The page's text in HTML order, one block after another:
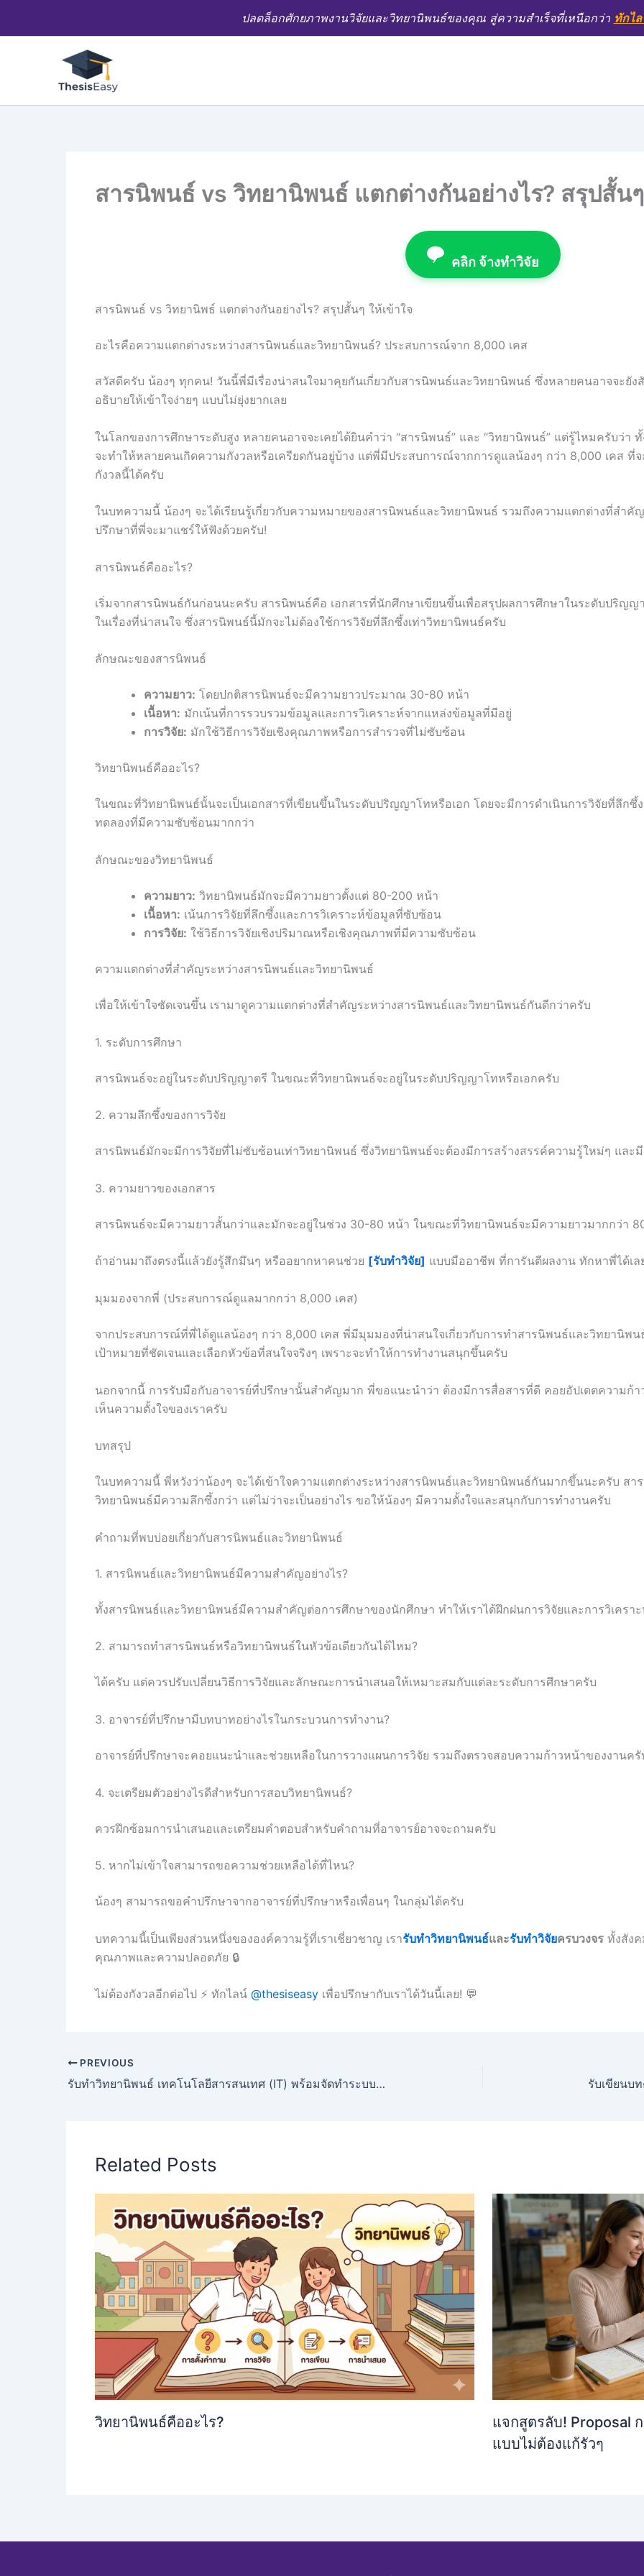
ปลดล็อกศักยภาพงานวิจัยและวิทยานิพนธ์ของคุณ สู่ความสำเร็จที่เหนือกว่า ทักไ
สารนิพนธ์ vs วิทยานิพนธ์ แตกต่างกันอย่างไร? สรุปสั้นๆ
คลิก จ้างทำวิจัย
สารนิพนธ์ vs วิทยานิพธ์ แตกต่างกันอย่างไร? สรุปสั้นๆ ให้เข้าใจ
อะไรคือความแตกต่างระหว่างสารนิพนธ์และวิทยานิพนธ์? ประสบการณ์จาก 8,000 เคส
สวัสดีครับ น้องๆ ทุกคน! วันนี้พี่มีเรื่องน่าสนใจมาคุยกันเกี่ยวกับสารนิพนธ์และวิทยานิพนธ์ ซึ่งหลายคนอาจจะยัง
อธิบายให้เข้าใจง่ายๆ แบบไม่ยุ่งยากเลย
ในโลกของการศึกษาระดับสูง หลายคนอาจจะเคยได้ยินคำว่า “สารนิพนธ์” และ “วิทยานิพนธ์” แต่รู้ไหมครับว่า
จะทำให้หลายคนเกิดความกังวลหรือเครียดกันอยู่บ้าง แต่พี่มีประสบการณ์จากการดูแลน้องๆ กว่า 8,000 เคส ที่
กังวลนี้ได้ครับ
ในบทความนี้ น้องๆ จะได้เรียนรู้เกี่ยวกับความหมายของสารนิพนธ์และวิทยานิพนธ์ รวมถึงความแตกต่างที่สำคั
ปรึกษาที่พี่จะมาแชร์ให้ฟังด้วยครับ!
สารนิพนธ์คืออะไร?
เริ่มจากสารนิพนธ์กันก่อนนะครับ สารนิพนธ์คือ เอกสารที่นักศึกษาเขียนขึ้นเพื่อสรุปผลการศึกษาในระดับปริญญ
ในเรื่องที่น่าสนใจ ซึ่งสารนิพนธ์นี้มักจะไม่ต้องใช้การวิจัยที่ลึกซึ้งเท่าวิทยานิพนธ์ครับ
ลักษณะของสารนิพนธ์
ความยาว: โดยปกติสารนิพนธ์จะมีความยาวประมาณ 30-80 หน้า
เนื้อหา: มักเน้นที่การรวบรวมข้อมูลและการวิเคราะห์จากแหล่งข้อมูลที่มีอยู่
การวิจัย: มักใช้วิธีการวิจัยเชิงคุณภาพหรือการสำรวจที่ไม่ซับซ้อน
วิทยานิพนธ์คืออะไร?
ในขณะที่วิทยานิพนธ์นั้นจะเป็นเอกสารที่เขียนขึ้นในระดับปริญญาโทหรือเอก โดยจะมีการดำเนินการวิจัยที่ลึกซึ้
ทดลองที่มีความซับซ้อนมากกว่า
ลักษณะของวิทยานิพนธ์
ความยาว: วิทยานิพนธ์มักจะมีความยาวตั้งแต่ 80-200 หน้า
เนื้อหา: เน้นการวิจัยที่ลึกซึ้งและการวิเคราะห์ข้อมูลที่ซับซ้อน
การวิจัย: ใช้วิธีการวิจัยเชิงปริมาณหรือเชิงคุณภาพที่มีความซับซ้อน
ความแตกต่างที่สำคัญระหว่างสารนิพนธ์และวิทยานิพนธ์
เพื่อให้เข้าใจชัดเจนขึ้น เรามาดูความแตกต่างที่สำคัญระหว่างสารนิพนธ์และวิทยานิพนธ์กันดีกว่าครับ
1. ระดับการศึกษา
สารนิพนธ์จะอยู่ในระดับปริญญาตรี ในขณะที่วิทยานิพนธ์จะอยู่ในระดับปริญญาโทหรือเอกครับ
2. ความลึกซึ้งของการวิจัย
สารนิพนธ์มักจะมีการวิจัยที่ไม่ซับซ้อนเท่าวิทยานิพนธ์ ซึ่งวิทยานิพนธ์จะต้องมีการสร้างสรรค์ความรู้ใหม่ๆ และ
3. ความยาวของเอกสาร
สารนิพนธ์จะมีความยาวสั้นกว่าและมักจะอยู่ในช่วง 30-80 หน้า ในขณะที่วิทยานิพนธ์จะมีความยาวมากกว่า
ถ้าอ่านมาถึงตรงนี้แล้วยังรู้สึกมึนๆ หรืออยากหาคนช่วย [รับทำวิจัย] แบบมืออาชีพ ที่การันตีผลงาน ทักหาพี่ได้เล
มุมมองจากพี่ (ประสบการณ์ดูแลมากกว่า 8,000 เคส)
จากประสบการณ์ที่พี่ได้ดูแลน้องๆ กว่า 8,000 เคส พี่มีมุมมองที่น่าสนใจเกี่ยวกับการทำสารนิพนธ์และวิทยานิพ
เป้าหมายที่ชัดเจนและเลือกหัวข้อที่สนใจจริงๆ เพราะจะทำให้การทำงานสนุกขึ้นครับ
นอกจากนี้ การรับมือกับอาจารย์ที่ปรึกษานั้นสำคัญมาก พี่ขอแนะนำว่า ต้องมีการสื่อสารที่ดี คอยอัปเดตความก้า
เห็นความตั้งใจของเราครับ
บทสรุป
ในบทความนี้ พี่หวังว่าน้องๆ จะได้เข้าใจความแตกต่างระหว่างสารนิพนธ์และวิทยานิพนธ์กันมากขึ้นนะครับ ส
วิทยานิพนธ์มีความลึกซึ้งกว่า แต่ไม่ว่าจะเป็นอย่างไร ขอให้น้องๆ มีความตั้งใจและสนุกกับการทำงานครับ
คำถามที่พบบ่อยเกี่ยวกับสารนิพนธ์และวิทยานิพนธ์
1. สารนิพนธ์และวิทยานิพนธ์มีความสำคัญอย่างไร?
ทั้งสารนิพนธ์และวิทยานิพนธ์มีความสำคัญต่อการศึกษาของนักศึกษา ทำให้เราได้ฝึกฝนการวิจัยและการวิเครา
2. สามารถทำสารนิพนธ์หรือวิทยานิพนธ์ในหัวข้อเดียวกันได้ไหม?
ได้ครับ แต่ควรปรับเปลี่ยนวิธีการวิจัยและลักษณะการนำเสนอให้เหมาะสมกับแต่ละระดับการศึกษาครับ
3. อาจารย์ที่ปรึกษามีบทบาทอย่างไรในกระบวนการทำงาน?
อาจารย์ที่ปรึกษาจะคอยแนะนำและช่วยเหลือในการวางแผนการวิจัย รวมถึงตรวจสอบความก้าวหน้าของงานครั
4. จะเตรียมตัวอย่างไรดีสำหรับการสอบวิทยานิพนธ์?
ควรฝึกซ้อมการนำเสนอและเตรียมคำตอบสำหรับคำถามที่อาจารย์อาจจะถามครับ
5. หากไม่เข้าใจสามารถขอความช่วยเหลือได้ที่ไหน?
น้องๆ สามารถขอคำปรึกษาจากอาจารย์ที่ปรึกษาหรือเพื่อนๆ ในกลุ่มได้ครับ
บทความนี้เป็นเพียงส่วนหนึ่งขององค์ความรู้ที่เราเชี่ยวชาญ เรารับทำวิทยานิพนธ์และรับทำวิจัยครบวงจร ทั้งสัง
คุณภาพและความปลอดภัย 🔒
ไม่ต้องกังวลอีกต่อไป ⚡ ทักไลน์ @thesiseasy เพื่อปรึกษากับเราได้วันนี้เลย! 💬
PREVIOUS
รับทำวิทยานิพนธ์ เทคโนโลยีสารสนเทศ (IT) พร้อมจัดทำระบบและโปรแกรม รับเขียนบ
Related Posts
วิทยานิพนธ์คืออะไร?
แจกสูตรลับ! Proposal
แบบไม่ต้องแก้รัวๆ